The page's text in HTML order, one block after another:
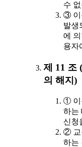
수
③ 이
발생
에
용자
제 11 조
의 해지)
① 이
하는
신청
② 교
하는